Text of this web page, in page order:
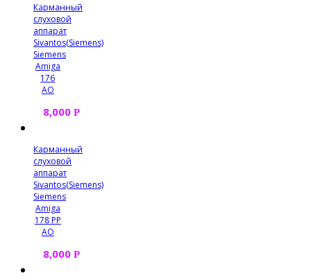
Карманный
слуховой
аппарат
Sivantos(Siemens)
Siemens
Amiga
176
AO
8,000 Р
Карманный
слуховой
аппарат
Sivantos(Siemens)
Siemens
Amiga
178 PP
AO
8,000 Р